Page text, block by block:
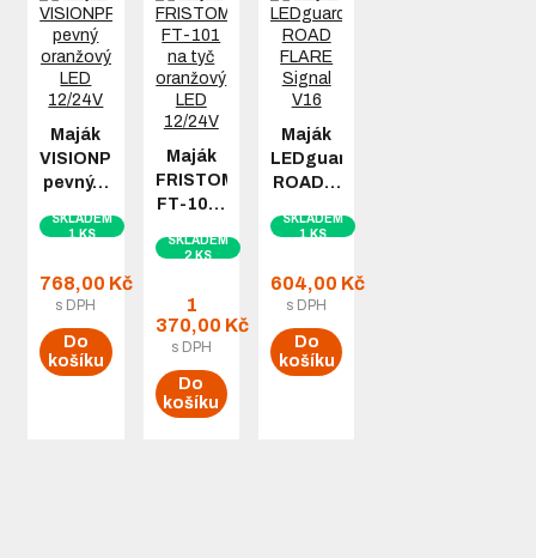
Maják
VISIONPRO
pevný…
SKLADEM
1 KS
768,00 Kč
s DPH
Do
košíku
Maják
FRISTOM
FT-10…
SKLADEM
2 KS
1
370,00 Kč
s DPH
Do
košíku
Maják
LEDguardian
ROAD…
SKLADEM
1 KS
604,00 Kč
s DPH
Do
košíku